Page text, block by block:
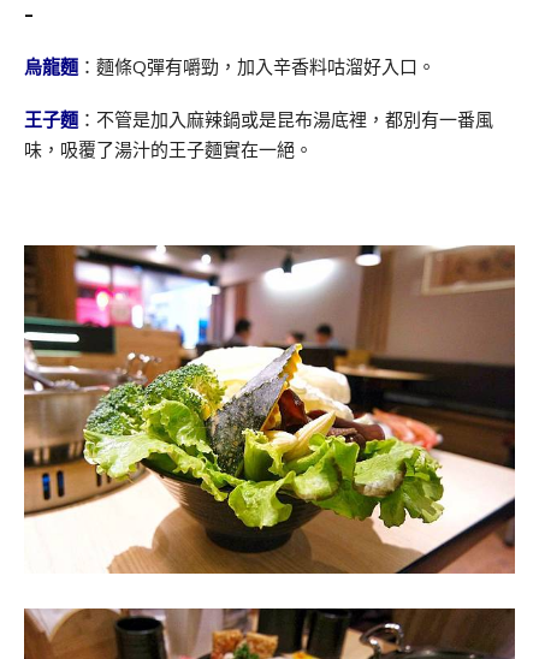
–
烏龍麵 ：麵條Q彈有嚼勁，加入辛香料咕溜好入口。
王子麵 ：不管是加入麻辣鍋或是昆布湯底裡，都別有一番風
味，吸覆了湯汁的王子麵實在一絕。